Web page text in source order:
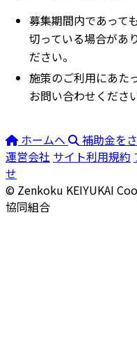
募集期間内であって
切っている場合があ
ださい。
施策のご利用にあた
お問い合わせくださ
ホームへ
補助金を
運営会社 サイト利用規約
せ
© Zenkoku KEIYUKAI
協同組合